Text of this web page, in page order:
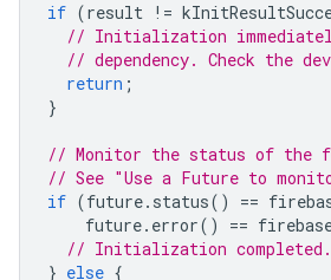
if (result !=
// Initialization
// dependency. Check the
return ;
}
// Monitor the status of the
// See "Use a Future to
if (future. status() ==
future. error() ==
// Initialization completed.
} else {